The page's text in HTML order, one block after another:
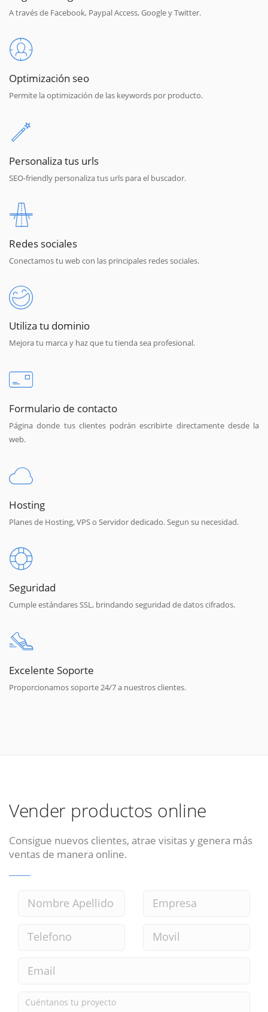
A través de Facebook, Paypal Access, Google y Twitter.
Optimización seo
Permite la optimización de las keywords por producto.
Personaliza tus urls
SEO-friendly personaliza tus urls para el buscador.
Redes sociales
Conectamos tu web con las principales redes sociales.
Utiliza tu dominio
Mejora tu marca y haz que tu tienda sea profesional.
Formulario de contacto
Página donde tus clientes podrán escribirte directamente desde la
web.
Hosting
Planes de Hosting, VPS o Servidor dedicado. Segun su necesidad.
Seguridad
Cumple estándares SSL, brindando seguridad de datos cifrados.
Excelente Soporte
Proporcionamos soporte 24/7 a nuestros clientes.
Vender productos online
Consigue nuevos clientes, atrae visitas y genera más
ventas de manera online.